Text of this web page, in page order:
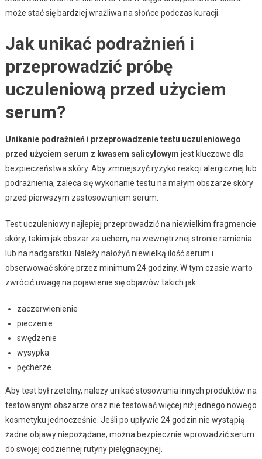
może stać się bardziej wrażliwa na słońce podczas kuracji.
Jak unikać podrażnień i
przeprowadzić próbę
uczuleniową przed użyciem
serum?
Unikanie podrażnień i przeprowadzenie testu uczuleniowego
przed użyciem serum z kwasem salicylowym jest kluczowe dla
bezpieczeństwa skóry. Aby zmniejszyć ryzyko reakcji alergicznej lub
podrażnienia, zaleca się wykonanie testu na małym obszarze skóry
przed pierwszym zastosowaniem serum.
Test uczuleniowy najlepiej przeprowadzić na niewielkim fragmencie
skóry, takim jak obszar za uchem, na wewnętrznej stronie ramienia
lub na nadgarstku. Należy nałożyć niewielką ilość serum i
obserwować skórę przez minimum 24 godziny. W tym czasie warto
zwrócić uwagę na pojawienie się objawów takich jak:
zaczerwienienie
pieczenie
swędzenie
wysypka
pęcherze
Aby test był rzetelny, należy unikać stosowania innych produktów na
testowanym obszarze oraz nie testować więcej niż jednego nowego
kosmetyku jednocześnie. Jeśli po upływie 24 godzin nie wystąpią
żadne objawy niepożądane, można bezpiecznie wprowadzić serum
do swojej codziennej rutyny pielęgnacyjnej.